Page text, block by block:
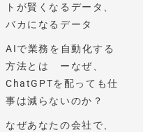
トが賢くなるデータ、
バカになるデータ
AIで業務を自動化する
方法とは ーなぜ、
ChatGPTを配っても仕
事は減らないのか？
なぜあなたの会社で、